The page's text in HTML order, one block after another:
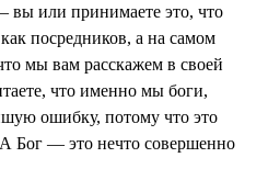
или принимаете это, что
посредников, а на самом
мы вам расскажем в своей
что именно мы боги,
ошибку, потому что это
Бог — это нечто совершенно